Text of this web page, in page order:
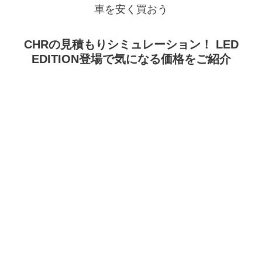
車を安く買おう
CHRの見積もりシミュレーション！ LED
EDITION登場で気になる価格をご紹介